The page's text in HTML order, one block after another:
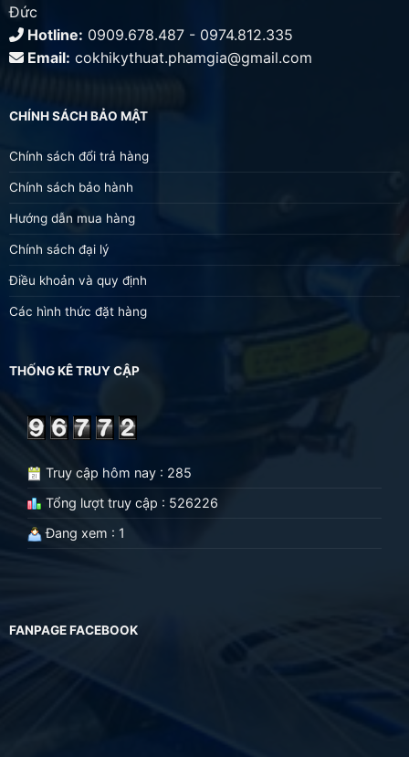
Đức
Hotline: 0909.678.487 - 0974.812.335
Email: cokhikythuat.phamgia@gmail.com
CHÍNH SÁCH BẢO MẬT
Chính sách đổi trả hàng
Chính sách bảo hành
Hướng dẫn mua hàng
Chính sách đại lý
Điều khoản và quy định
Các hình thức đặt hàng
THỐNG KÊ TRUY CẬP
Truy cập hôm nay : 285
Tổng lượt truy cập : 526226
Đang xem : 1
FANPAGE FACEBOOK